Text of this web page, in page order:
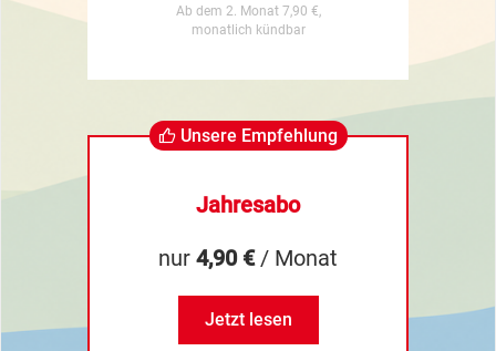
Ab dem 2. Monat 7,90 €,
monatlich kündbar
Unsere Empfehlung
Jahresabo
nur 4,90 €/ Monat
Jetzt lesen